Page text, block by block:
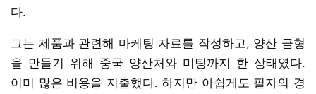
다.
그는 제품과 관련해 마케팅 자료를 작성하고, 양산 금형
을 만들기 위해 중국 양산처와 미팅까지 한 상태였다.
이미 많은 비용을 지출했다. 하지만 아쉽게도 필자의 경